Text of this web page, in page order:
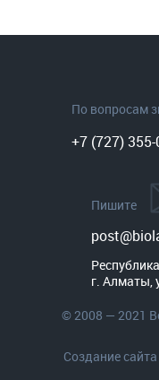
По вопросам
+7 (727) 355-
Пишите
г. Алматы,
© 2008 — 2021
Создание сайта